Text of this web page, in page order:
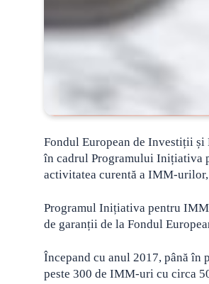
Fondul European de Investiții și
în cadrul Programului Inițiativa
activitatea curentă a IMM-
Programul Inițiativa pentru
de garanții de la Fondul
Începand cu anul 2017, până în
peste 300 de IMM-uri cu circa